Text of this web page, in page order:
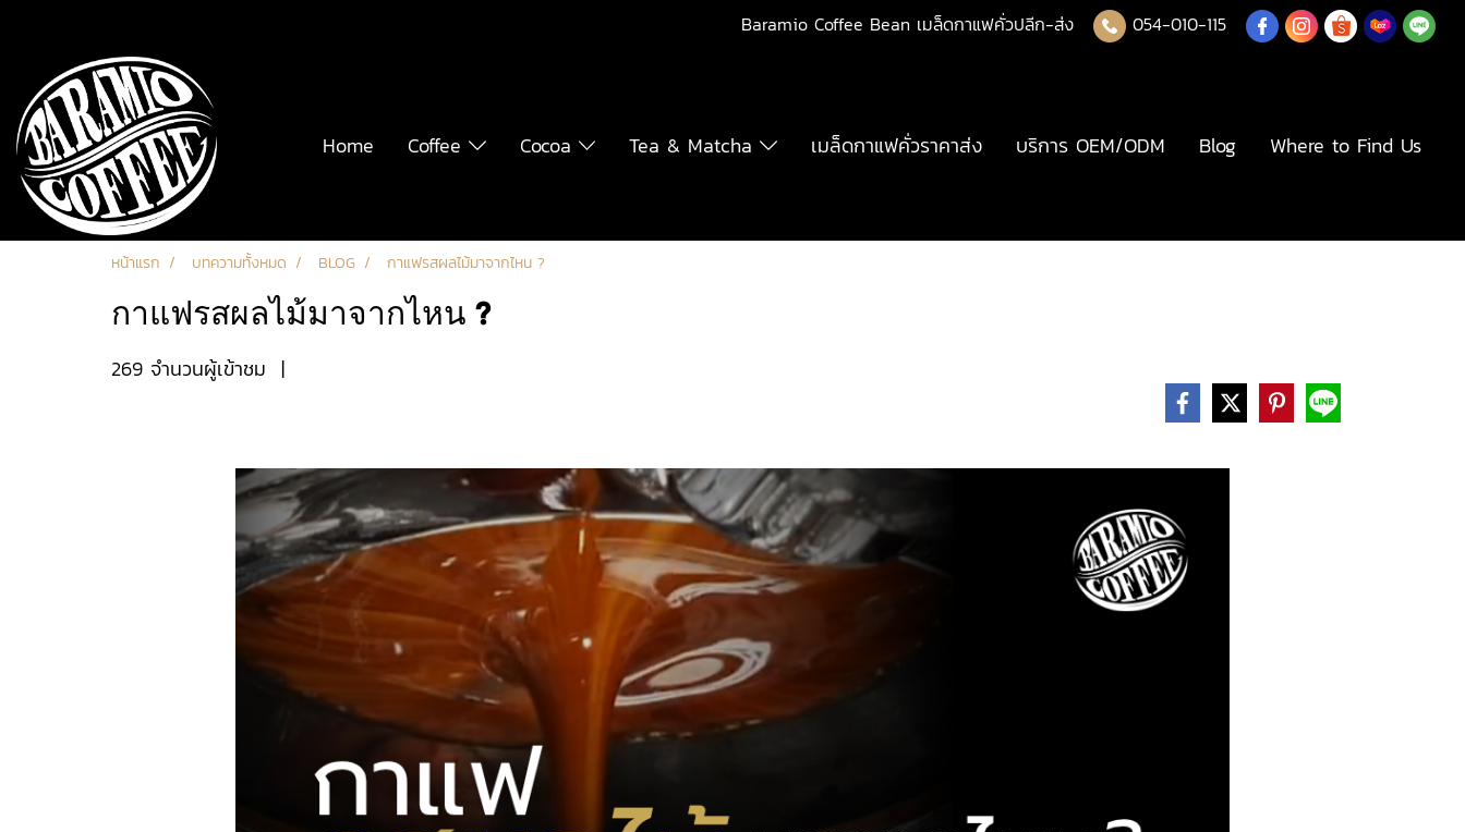
Baramio Coffee Bean เมล็ดกาแฟคั่วปลีก-ส่ง 054-010-115
Home Coffee Cocoa Tea & Matcha เมล็ดกาแฟคั่วราคาส่ง บริการ OEM/ODM Blog Where to Find Us
หน้าแรก บทความทั้งหมด BLOG กาแฟรสผลไม้มาจากไหน ?
กาแฟรสผลไม้มาจากไหน ?
269 จำนวนผู้เข้าชม |